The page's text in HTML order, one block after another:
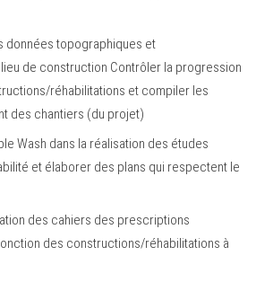
données topographiques et
de construction Contrôler la progression
réhabilitations et compiler les
des chantiers (du projet)
Wash dans la réalisation des études
et élaborer des plans qui respectent le
des cahiers des prescriptions
des constructions/réhabilitations à